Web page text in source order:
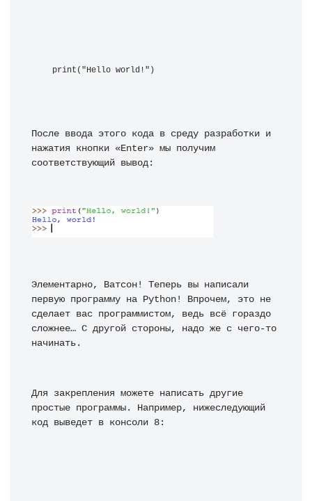
print("Hello world!")
После ввода этого кода в среду разработки и
нажатия кнопки «Enter» мы получим
соответствующий вывод:
Элементарно, Ватсон! Теперь вы написали
первую программу на Python! Впрочем, это не
сделает вас программистом, ведь всё гораздо
сложнее… С другой стороны, надо же с чего-то
начинать.
Для закрепления можете написать другие
простые программы. Например, нижеследующий
код выведет в консоли 8: